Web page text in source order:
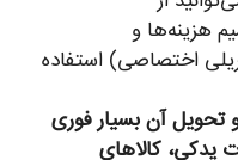
هزینه‌ها و
اختصاصی) استفاده
تحویل آن بسیار فوری
یدکی، کالاهای